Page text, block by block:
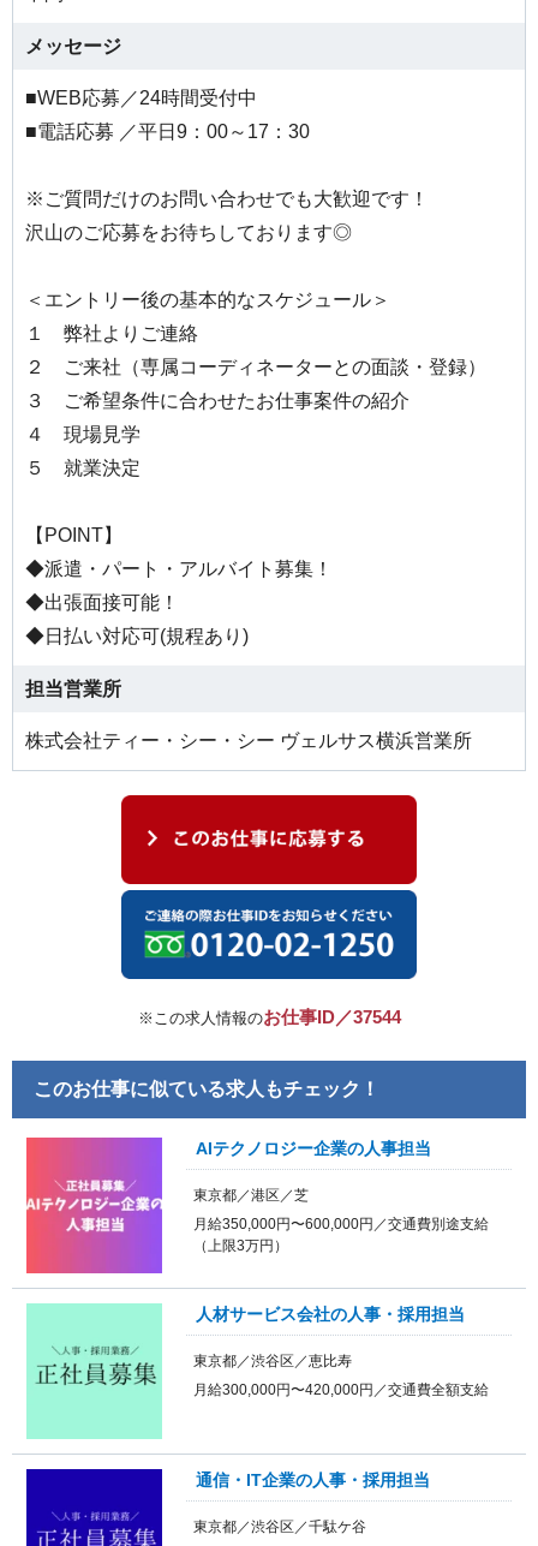
メッセージ
■WEB応募／24時間受付中
■電話応募 ／平日9：00～17：30
※ご質問だけのお問い合わせでも大歓迎です！
沢山のご応募をお待ちしております◎
＜エントリー後の基本的なスケジュール＞
１ 弊社よりご連絡
２ ご来社（専属コーディネーターとの面談・登録）
３ ご希望条件に合わせたお仕事案件の紹介
４ 現場見学
５ 就業決定
【POINT】
◆派遣・パート・アルバイト募集！
◆出張面接可能！
◆日払い対応可(規程あり)
担当営業所
株式会社ティー・シー・シー ヴェルサス横浜営業所
※この求人情報のお仕事ID／37544
このお仕事に似ている求人もチェック！
AIテクノロジー企業の人事担当
東京都／港区／芝
月給350,000円〜600,000円／交通費別途支給
（上限3万円）
人材サービス会社の人事・採用担当
東京都／渋谷区／恵比寿
月給300,000円〜420,000円／交通費全額支給
通信・IT企業の人事・採用担当
東京都／渋谷区／千駄ケ谷